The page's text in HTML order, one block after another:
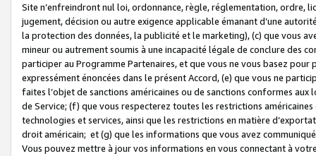
Site n’enfreindront nul loi, ordonnance, règle, réglementation, ordre,
jugement, décision ou autre exigence applicable émanant d’une
la protection des données, la publicité et le marketing), (c) que vous
mineur ou autrement soumis à une incapacité légale de conclure des
participer au Programme Partenaires, et que vous ne vous basez
expressément énoncées dans le présent Accord, (e) que vous ne
faites l’objet de sanctions américaines ou de sanctions conformes
de Service; (f) que vous respecterez toutes les restrictions
technologies et services, ainsi que les restrictions en matière
droit américain; et (g) que les informations que vous avez
Vous pouvez mettre à jour vos informations en vous connectant à